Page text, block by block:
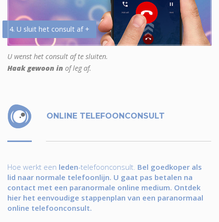
4. U sluit het consult af +
U wenst het consult af te sluiten.
Haak gewoon in of leg af.
ONLINE TELEFOONCONSULT
Hoe werkt een leden-telefoonconsult. Bel goedkoper als
lid naar normale telefoonlijn. U gaat pas betalen na
contact met een paranormale online medium. Ontdek
hier het eenvoudige stappenplan van een paranormaal
online telefoonconsult.